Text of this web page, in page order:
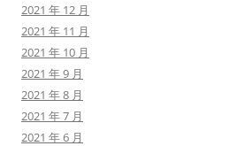
2021 年 12 月
2021 年 11 月
2021 年 10 月
2021 年 9 月
2021 年 8 月
2021 年 7 月
2021 年 6 月